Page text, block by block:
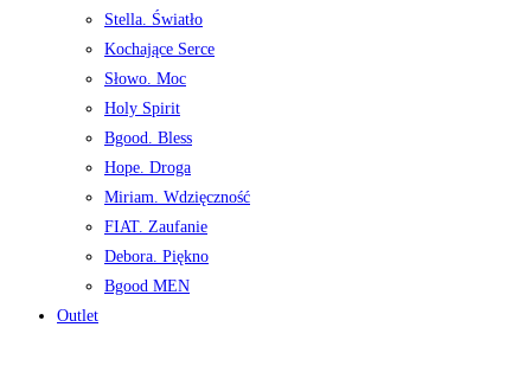
Stella. Światło
Kochające Serce
Słowo. Moc
Holy Spirit
Bgood. Bless
Hope. Droga
Miriam. Wdzięczność
FIAT. Zaufanie
Debora. Piękno
Bgood MEN
Outlet